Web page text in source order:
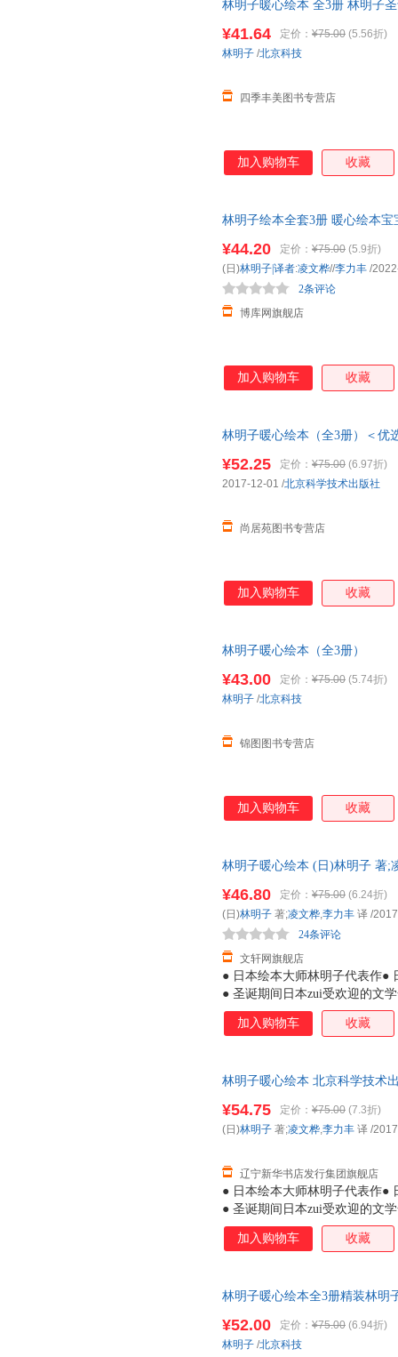
林明子暖心绘本 全3册 林明子
¥41.64 定价： ¥75.00 (5.56折)
四季丰美图书专营店
林明子 /北京科技
加入购物车 收藏
林明子绘本全套3册 暖心绘本
¥44.20 定价： ¥75.00 (5.9折)
博库网旗舰店
2条评论
(日)林明子|译者:凌文桦//李力丰 /
加入购物车 收藏
林明子暖心绘本（全3册）＜优
¥52.25 定价： ¥75.00 (6.97折)
尚居苑图书专营店
2017-12-01 /北京科学技术出版社
加入购物车 收藏
林明子暖心绘本（全3册）
¥43.00 定价： ¥75.00 (5.74折)
锦图图书专营店
林明子 /北京科技
加入购物车 收藏
林明子暖心绘本 (日)林明子 著;
● 日本绘本大师林明子代表作●
● 圣诞期间日本zui受欢迎的文
子暖暖的画风吸引到，读罢故
孩虽看上去有些胆小，但她们
诞老人，小黎便勇敢地出门去
是那么亲切，读林明子就仿佛
在书店遇见林明子，一定要把
¥46.80 定价： ¥75.00 (6.24折)
文轩网旗舰店
24条评论
(日)林明子 著;凌文桦,李力丰 译 /
加入购物车 收藏
林明子暖心绘本 北京科学技术
● 日本绘本大师林明子代表作●
● 圣诞期间日本zui受欢迎的文
子暖暖的画风吸引到，读罢故
孩虽看上去有些胆小，但她们
诞老人，小黎便勇敢地出门去
是那么亲切，读林明子就仿佛
在书店遇见林明子，一定要把
¥54.75 定价： ¥75.00 (7.3折)
辽宁新华书店发行集团旗舰店
(日)林明子 著;凌文桦,李力丰 译 /
加入购物车 收藏
林明子暖心绘本全3册精装林明
¥52.00 定价： ¥75.00 (6.94折)
林明子 /北京科技